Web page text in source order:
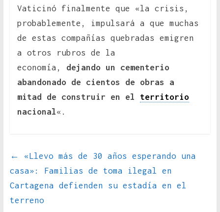
Vaticinó finalmente que «la crisis,
probablemente, impulsará a que muchas
de estas compañías quebradas emigren
a otros rubros de la
economía, dejando un cementerio
abandonado de cientos de obras a
mitad de construir en el territorio
nacional«.
←
«Llevo más de 30 años esperando una
casa»: Familias de toma ilegal en
Cartagena defienden su estadía en el
terreno